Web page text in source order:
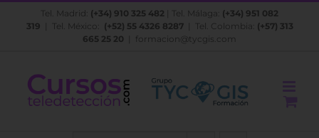
Saltar
Tel. Madrid: (+34) 910 325 482 | Tel. Málaga: (+34) 951 082
319 | Tel. México: (+52) 55 4326 8287| Tel. Colombia: (+57) 313
665 25 20
formacion@tycgis.com